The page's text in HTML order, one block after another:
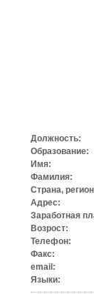
Должность:
Образование:
Имя:
Фамилия:
Страна,
Адрес:
Заработная
Возрост:
Телефон:
Факс:
email:
Языки: